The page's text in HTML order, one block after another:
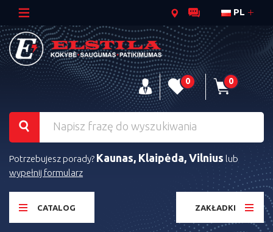
PL
0 0
Potrzebujesz porady? Kaunas, Klaipėda, Vilnius lub
wypełnij formularz
CATALOG ZAKŁADKI